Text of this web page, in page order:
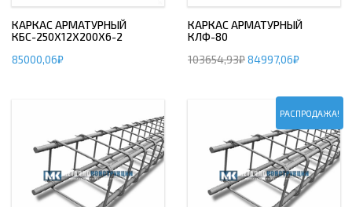
КАРКАС АРМАТУРНЫЙ
КБС-250Х12Х200Х6-2
85000,06₽
КАРКАС АРМАТУРНЫЙ
КЛФ-80
103654,93₽84997,06₽
РАСПРОДАЖА!